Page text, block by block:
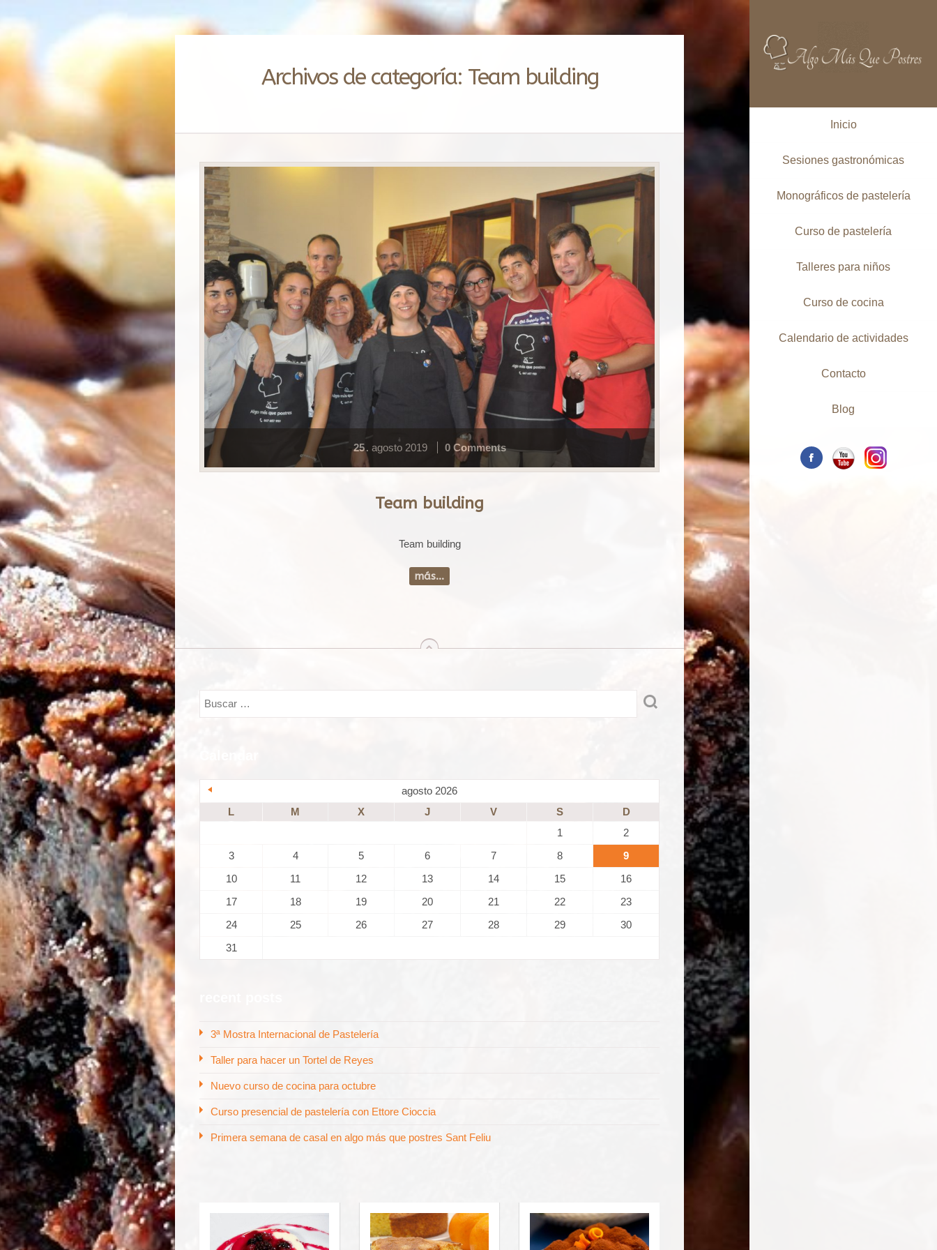
Inicio
Sesiones gastronómicas
Monográficos de pastelería
Curso de pastelería
Talleres para niños
Curso de cocina
Calendario de actividades
Contacto
Blog
Archivos de categoría: Team building
Team building
25 . agosto 2019 0 Comments
Team building
más...
arriba
agosto 2026
L
M X J V S
D
1
2
3
4 5 6 7 8
9
10
11 12 13 14 15
16
17
18 19 20 21 22
23
24
25 26 27 28 29
30
31
3ª Mostra Internacional de Pastelería
Taller para hacer un Tortel de Reyes
Nuevo curso de cocina para octubre
Curso presencial de pastelería con Ettore Cioccia
Primera semana de casal en algo más que postres Sant Feliu